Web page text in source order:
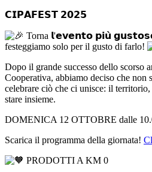
𝗖𝗜𝗣𝗔𝗙𝗘𝗦𝗧 𝟮𝟬𝟮𝟱
Torna 𝗹'𝗲𝘃𝗲𝗻𝘁𝗼 𝗽𝗶𝘂̀
festeggiamo solo per il gusto di farlo!
Dopo il grande successo dello scorso
Cooperativa, abbiamo deciso che non
celebrare ciò che ci unisce: il
stare insieme.
DOMENICA 12 OTTOBRE dalle
Scarica il programma della giornata!
PRODOTTI A KM 0